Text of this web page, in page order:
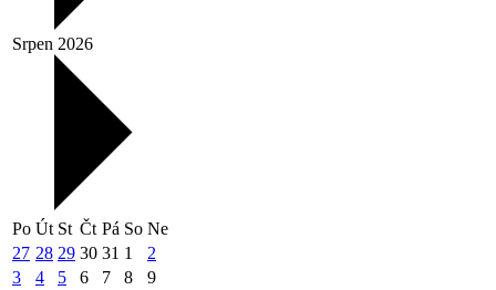
Srpen 2026
Po Út St Čt Pá So Ne
27 28 29 30 31 1
2
3
4 5 6 7 8
9